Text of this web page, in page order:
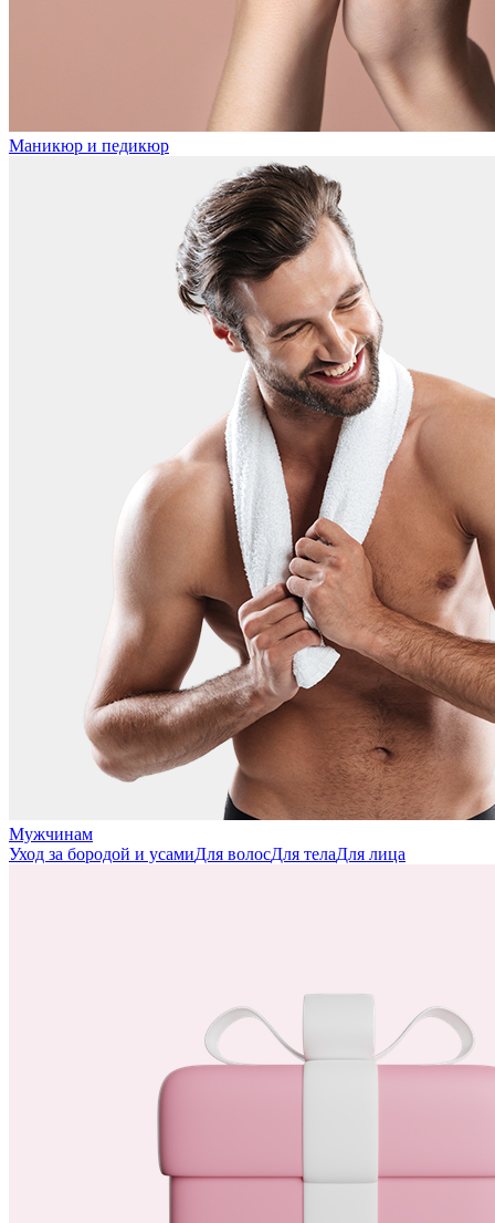
Маникюр и педикюр
Мужчинам
Уход за бородой и усамиДля волосДля телаДля лица